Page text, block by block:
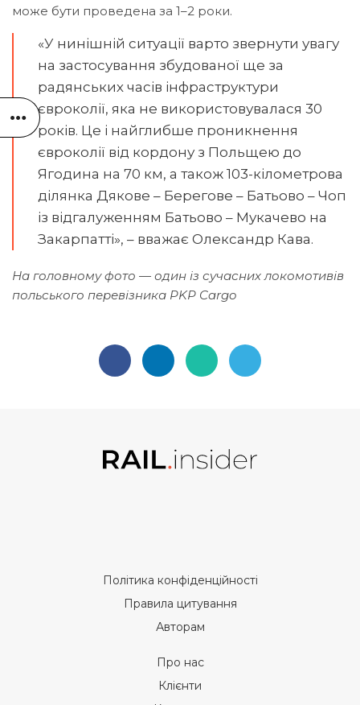
може бути проведена за 1–2 роки.
«У нинішній ситуації варто звернути увагу
на застосування збудованої ще за
радянських часів інфраструктури
євроколії, яка не використовувалася 30
років. Це і найглибше проникнення
євроколії від кордону з Польщею до
Ягодина на 70 км, а також 103-кілометрова
ділянка Дякове – Берегове – Батьово – Чоп
із відгалуженням Батьово – Мукачево на
Закарпатті», – вважає Олександр Кава.
На головному фото — один із сучасних локомотивів
польського перевізника PKP Cargo
Політика конфіденційності
Правила цитування
Авторам
Про нас
Клієнти